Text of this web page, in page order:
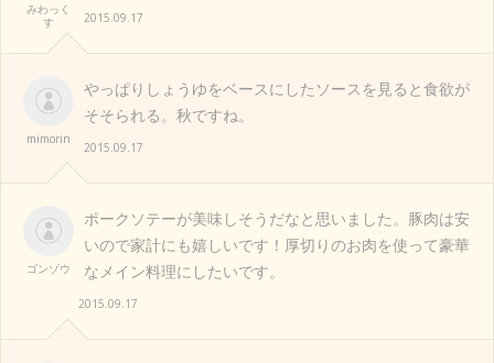
みわっく
す
2015.09.17
mimorin
やっぱりしょうゆをベースにしたソースを見ると食欲が
そそられる。秋ですね。
2015.09.17
ゴンゾウ
ポークソテーが美味しそうだなと思いました。豚肉は安
いので家計にも嬉しいです！厚切りのお肉を使って豪華
なメイン料理にしたいです。
2015.09.17